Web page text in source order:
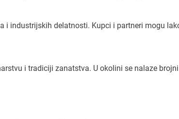
i industrijskih delatnosti. Kupci i partneri mogu
i tradiciji zanatstva. U okolini se nalaze brojni